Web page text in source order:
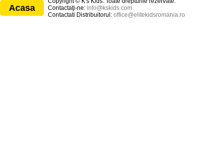
Acasa
Contactaţi-ne: info@kskids.com
Contactati Distribuitorul: office@elitekidsromania.ro